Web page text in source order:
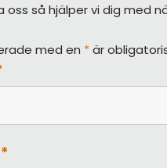
oss så hjälper vi dig med
med en *är
*